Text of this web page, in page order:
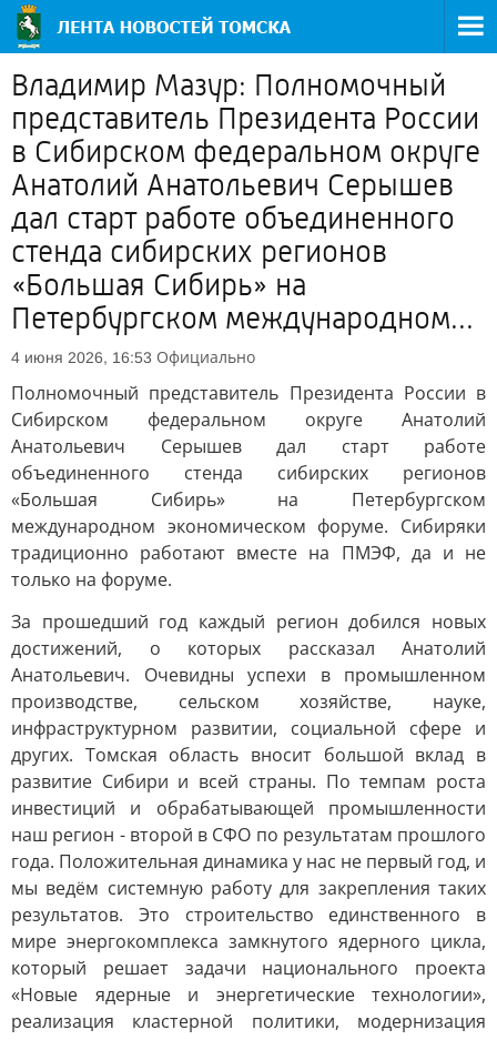
Владимир Мазур: Полномочный
представитель Президента России
в Сибирском федеральном округе
Анатолий Анатольевич Серышев
дал старт работе объединенного
стенда сибирских регионов
«Большая Сибирь» на
Петербургском международном...
4 июня 2026, 16:53 Официально
Полномочный представитель Президента России в
Сибирском федеральном округе Анатолий
Анатольевич Серышев дал старт работе
объединенного стенда сибирских регионов
«Большая Сибирь» на Петербургском
международном экономическом форуме. Сибиряки
традиционно работают вместе на ПМЭФ, да и не
только на форуме.
За прошедший год каждый регион добился новых
достижений, о которых рассказал Анатолий
Анатольевич. Очевидны успехи в промышленном
производстве, сельском хозяйстве, науке,
инфраструктурном развитии, социальной сфере и
других. Томская область вносит большой вклад в
развитие Сибири и всей страны. По темпам роста
инвестиций и обрабатывающей промышленности
наш регион - второй в СФО по результатам прошлого
года. Положительная динамика у нас не первый год, и
мы ведём системную работу для закрепления таких
результатов. Это строительство единственного в
мире энергокомплекса замкнутого ядерного цикла,
который решает задачи национального проекта
«Новые ядерные и энергетические технологии»,
реализация кластерной политики, модернизация